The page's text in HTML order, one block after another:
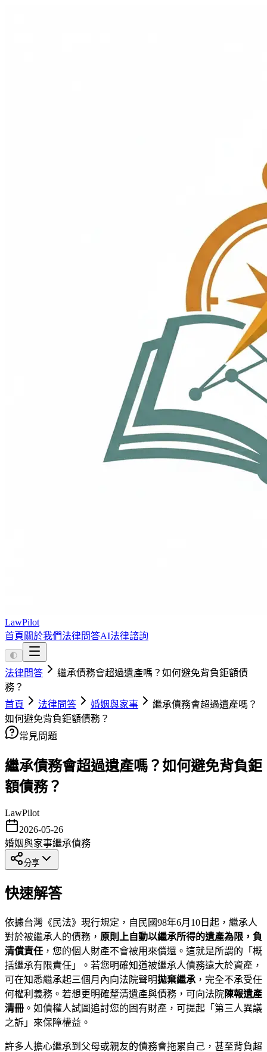
LawPilot
首頁 關於我們法律問答AI法律諮詢
🌓
法律問答
繼承債務會超過遺產嗎？如何避免背負鉅額債
務？
首頁
法律問答 婚姻與家事
繼承債務會超過遺產嗎？
如何避免背負鉅額債務？
常見問題
繼承債務會超過遺產嗎？如何避免背負鉅
額債務？
LawPilot
2026-05-26
婚姻與家事繼承債務
分享
快速解答
依據台灣《民法》現行規定，自民國98年6月10日起，繼承人
對於被繼承人的債務， 原則上自動以繼承所得的遺產為限，負
清償責任 ，您的個人財產不會被用來償還。這就是所謂的「概
括繼承有限責任」。若您明確知道被繼承人債務遠大於資產，
可在知悉繼承起三個月內向法院聲明拋棄繼承 ，完全不承受任
何權利義務。若想更明確釐清遺產與債務，可向法院陳報遺產
清冊 。如債權人試圖追討您的固有財產，可提起「第三人異議
之訴」來保障權益。
許多人擔心繼承到父母或親友的債務會拖累自己，甚至背負超